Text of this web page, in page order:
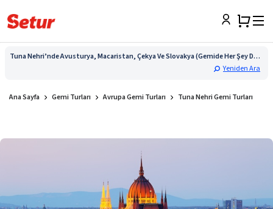
Tuna Nehri’nde Avusturya, Macaristan, Çekya Ve Slovakya (Gemide Her Şey Dahil) (Prag Ve Salzburg Konaklamalı) S&C (2) SE
Yeniden Ara
Ana Sayfa Gemi Turları Avrupa Gemi Turları Tuna Nehri Gemi Turları